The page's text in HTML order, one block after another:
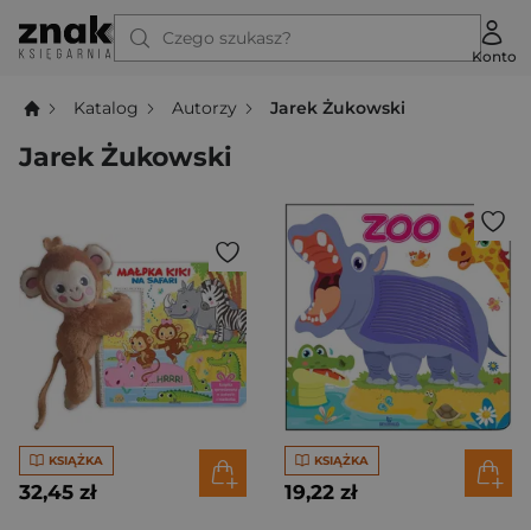
Czego szukasz?
Konto
Katalog Autorzy Jarek Żukowski
Jarek Żukowski
KSIĄŻKA
32,45 zł
KSIĄŻKA
19,22 zł